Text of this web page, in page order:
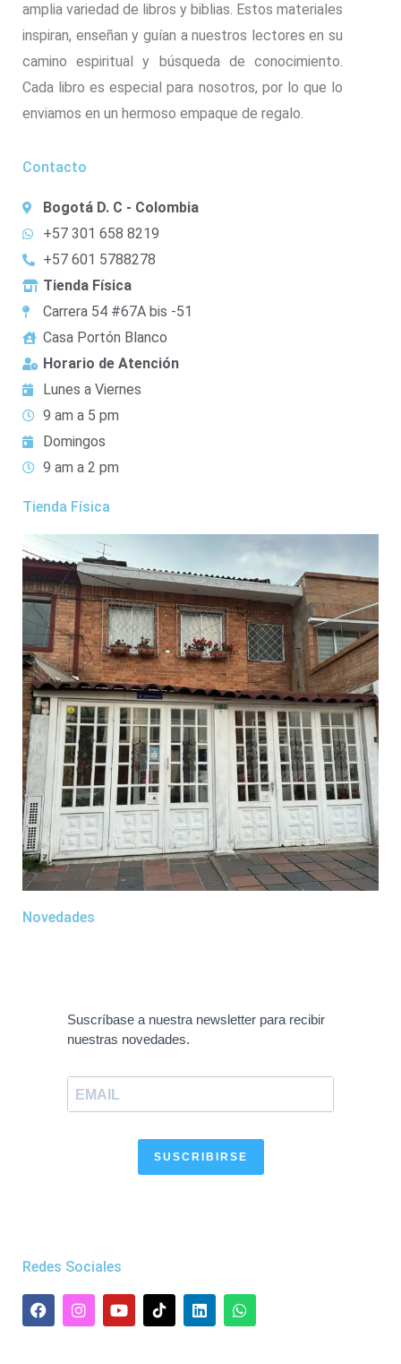
amplia variedad de libros y biblias. Estos materiales
inspiran, enseñan y guían a nuestros lectores en su
camino espiritual y búsqueda de conocimiento.
Cada libro es especial para nosotros, por lo que lo
enviamos en un hermoso empaque de regalo.
Contacto
Bogotá D. C - Colombia
+57 301 658 8219
+57 601 5788278
Tienda Física
Carrera 54 #67A bis -51
Casa Portón Blanco
Horario de Atención
Lunes a Viernes
9 am a 5 pm
Domingos
9 am a 2 pm
Tienda Física
Novedades
Suscríbase a nuestra newsletter para recibir
nuestras novedades.
SUSCRIBIRSE
Redes Sociales
F
a
I
n
Y
o
L
i
W
h